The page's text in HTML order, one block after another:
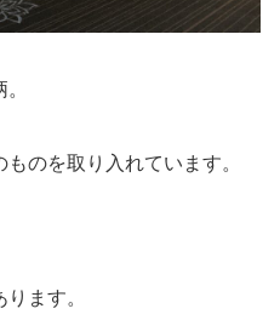
のを取り入れています。
ます。